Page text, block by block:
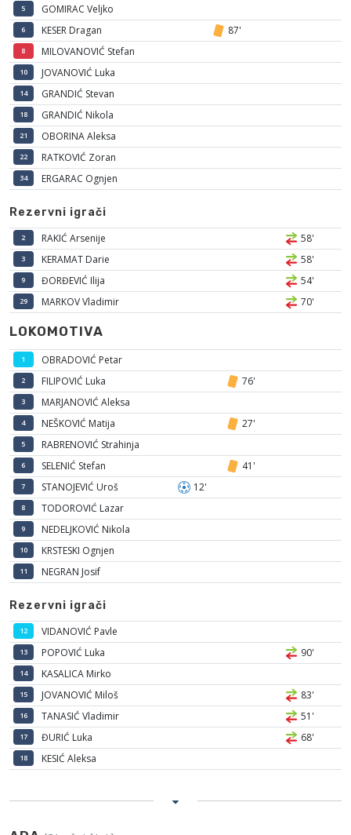
5 GOMIRAC Veljko
6 KESER Dragan 87'
8 MILOVANOVIĆ Stefan
10 JOVANOVIĆ Luka
14 GRANDIĆ Stevan
18 GRANDIĆ Nikola
21 OBORINA Aleksa
22 RATKOVIĆ Zoran
34 ERGARAC Ognjen
Rezervni igrači
2 RAKIĆ Arsenije 58'
3 KERAMAT Darie 58'
9 ĐORĐEVIĆ Ilija 54'
29 MARKOV Vladimir 70'
LOKOMOTIVA
1 OBRADOVIĆ Petar
2 FILIPOVIĆ Luka 76'
3 MARJANOVIĆ Aleksa
4 NEŠKOVIĆ Matija 27'
5 RABRENOVIĆ Strahinja
6 SELENIĆ Stefan 41'
7 STANOJEVIĆ Uroš 12'
8 TODOROVIĆ Lazar
9 NEDELJKOVIĆ Nikola
10 KRSTESKI Ognjen
11 NEGRAN Josif
Rezervni igrači
12 VIDANOVIĆ Pavle
13 POPOVIĆ Luka 90'
14 KASALICA Mirko
15 JOVANOVIĆ Miloš 83'
16 TANASIĆ Vladimir 51'
17 ĐURIĆ Luka 68'
18 KESIĆ Aleksa